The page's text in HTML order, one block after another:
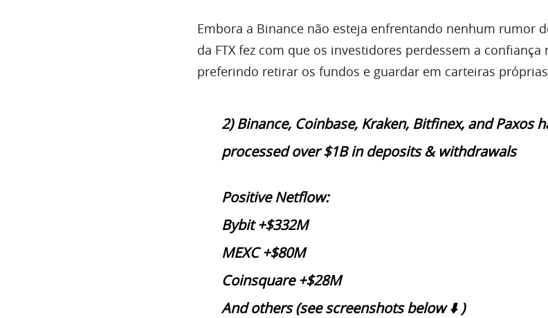
Embora a Binance não esteja enfrentando nenhum rumor
da FTX fez com que os investidores perdessem a confiança
preferindo retirar os fundos e guardar em carteiras
2) Binance, Coinbase, Kraken, Bitfinex, and Paxos
processed over $1B in deposits & withdrawals
Positive Netflow:
Bybit +$332M
MEXC +$80M
Coinsquare +$28M
And others (see screenshots below ⬇️ )